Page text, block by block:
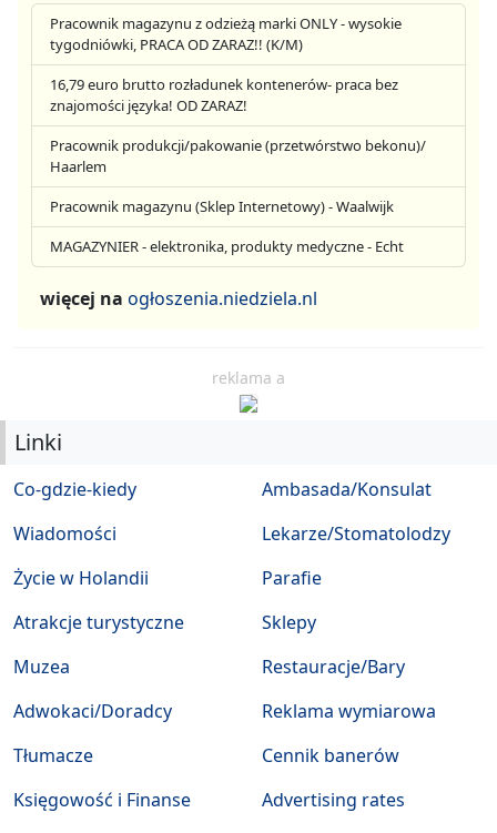
Pracownik magazynu z odzieżą marki ONLY - wysokie
tygodniówki, PRACA OD ZARAZ!! (K/M)
16,79 euro brutto rozładunek kontenerów- praca bez
znajomości języka! OD ZARAZ!
Pracownik produkcji/pakowanie (przetwórstwo bekonu)/
Haarlem
Pracownik magazynu (Sklep Internetowy) - Waalwijk
MAGAZYNIER - elektronika, produkty medyczne - Echt
więcej na ogłoszenia.niedziela.nl
reklama a
Linki
Co-gdzie-kiedy
Wiadomości
Życie w Holandii
Atrakcje turystyczne
Muzea
Ambasada/Konsulat
Lekarze/Stomatolodzy
Parafie
Sklepy
Restauracje/Bary
Adwokaci/Doradcy
Tłumacze
Księgowość i Finanse
Reklama wymiarowa
Cennik banerów
Advertising rates